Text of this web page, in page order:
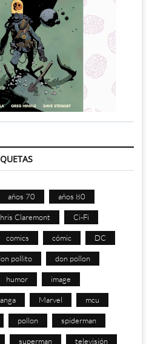
años 70 años 80
Claremont Ci-Fi
comics cómic DC
pollito don pollon
humor image
Marvel mcu
pollon spiderman
superman televisión